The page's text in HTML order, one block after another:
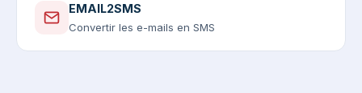
EMAIL2SMS
Convertir les e-mails en SMS